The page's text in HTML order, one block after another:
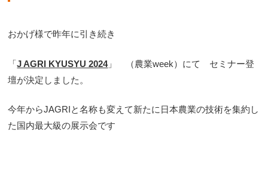
おかげ様で昨年に引き続き
「J AGRI KYUSYU 2024」 （農業week）にて セミナー登
壇が決定しました。
今年からJAGRIと名称も変えて新たに日本農業の技術を集約し
た国内最大級の展示会です